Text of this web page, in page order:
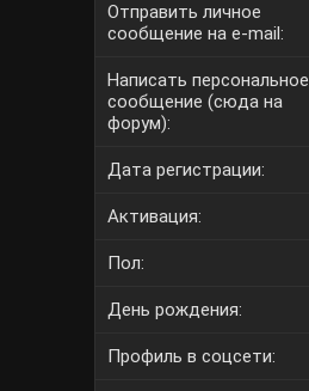
Отправить личное
сообщение на e-mail:
Написать персональное
сообщение (сюда на
форум):
Дата регистрации:
Активация:
Пол:
День рождения:
Профиль в соцсети: